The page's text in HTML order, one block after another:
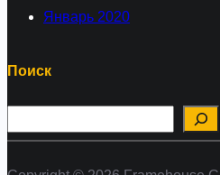
Январь 2020
Поиск
о
и